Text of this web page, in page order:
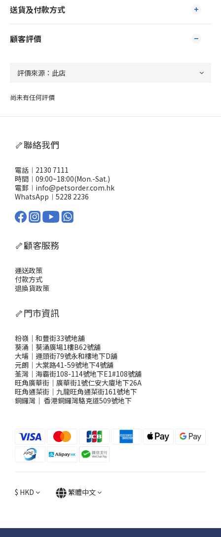
送貨及付款方式
顧客評價
尚未有任何評價
🦴聯絡我們
電話︱2130 7111
時間︱09:00~18:00(Mon.-Sat.)
電郵︱info@petsorder.com.hk
WhatsApp︱ 5228 2236
🦴顧客服務
運送政策
付款方式
退換貨政策
🦴門市資訊
粉嶺｜和豐街33號地舖
葵涌｜葵涌廣場1樓B62號舖
大埔｜運頭街79號永和樓地下D舖
元朗｜大棠路41-59號地下4號舖
荃灣｜海霸街108-114號地下E1#108號舖
旺角廣華街｜廣華街1號仁安大廈地下26A
旺角通菜街｜九龍旺角通菜街161號地下
銅鑼灣 ｜ 香港銅鑼灣駱克道509號地下
$ HKD 繁體中文